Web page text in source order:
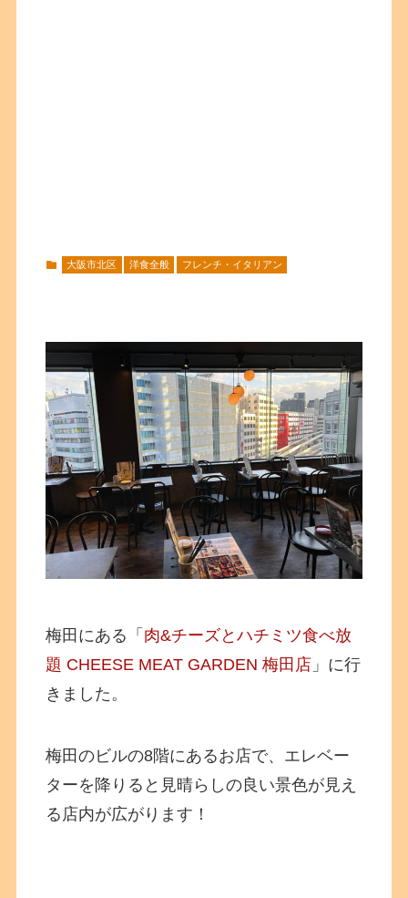
大阪市北区 洋食全般 フレンチ・イタリアン
梅田にある「 肉&チーズとハチミツ食べ放
題 CHEESE MEAT GARDEN 梅田店 」に行
きました。
梅田のビルの8階にあるお店で、エレベー
ターを降りると見晴らしの良い景色が見え
る店内が広がります！